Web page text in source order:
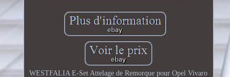
WESTFALIA E-Set Attelage de Remorque pour Opel Vivaro